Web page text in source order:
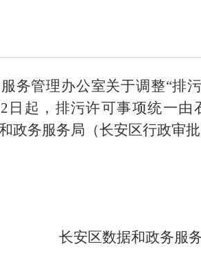
务管理办公室关于调整“排
日 起 ，排污许可事项统一由
政务服务局（长安区行政审批
长安区数据和政务服